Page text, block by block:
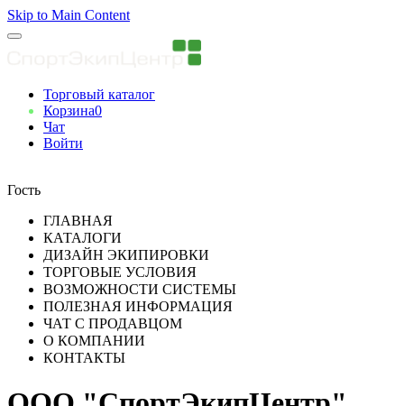
Skip to Main Content
Торговый каталог
Корзина0
Чат
Войти
Гость
ГЛАВНАЯ
КАТАЛОГИ
ДИЗАЙН ЭКИПИРОВКИ
ТОРГОВЫЕ УСЛОВИЯ
ВОЗМОЖНОСТИ СИСТЕМЫ
ПОЛЕЗНАЯ ИНФОРМАЦИЯ
ЧАТ С ПРОДАВЦОМ
О КОМПАНИИ
КОНТАКТЫ